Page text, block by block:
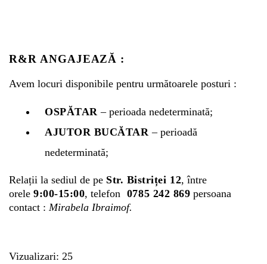
R&R ANGAJEAZĂ :
Avem locuri disponibile pentru următoarele posturi :
OSPĂTAR – perioada nedeterminată;
AJUTOR BUCĂTAR – perioadă
nedeterminată;
Relații la sediul de pe Str. Bistriței 12, între
orele 9:00-15:00, telefon 0785 242 869 persoana
contact : Mirabela Ibraimof.
Vizualizari: 25